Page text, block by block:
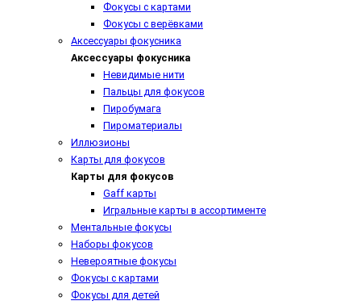
Фокусы с картами
Фокусы с верёвками
Аксессуары фокусника
Аксессуары фокусника
Невидимые нити
Пальцы для фокусов
Пиробумага
Пироматериалы
Иллюзионы
Карты для фокусов
Карты для фокусов
Gaff карты
Игральные карты в ассортименте
Ментальные фокусы
Наборы фокусов
Невероятные фокусы
Фокусы с картами
Фокусы для детей